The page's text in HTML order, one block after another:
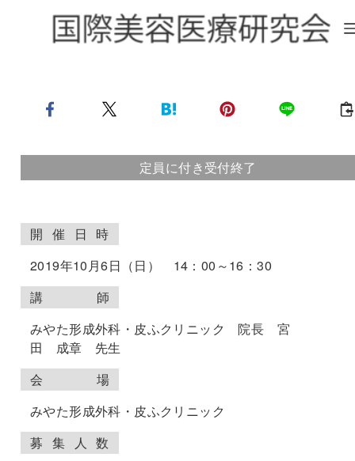
定員に付き受付終了
開 催 日
時
2019年10月6日（日） 14：00～16：30
講
師
みやた形成外科・皮ふクリニック 院長 宮
田 成章 先生
会
場
みやた形成外科・皮ふクリニック
募 集 人
数